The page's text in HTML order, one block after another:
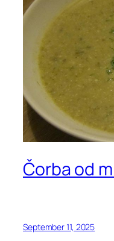
Čorba od
September 11, 2025